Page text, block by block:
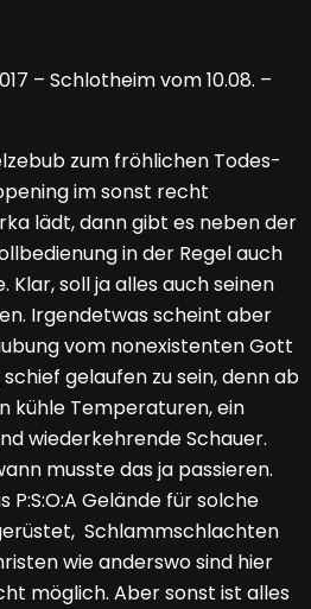
zum fröhlichen Todes-
im sonst recht
lädt, dann gibt es neben der
in der Regel auch
Klar, soll ja alles auch seinen
Irgendetwas scheint aber
vom nonexistenten Gott
gelaufen zu sein, denn ab
kühle Temperaturen, ein
wiederkehrende Schauer.
musste das ja passieren.
P:S:O:A Gelände für solche
Schlammschlachten
wie anderswo sind hier
möglich. Aber sonst ist alles